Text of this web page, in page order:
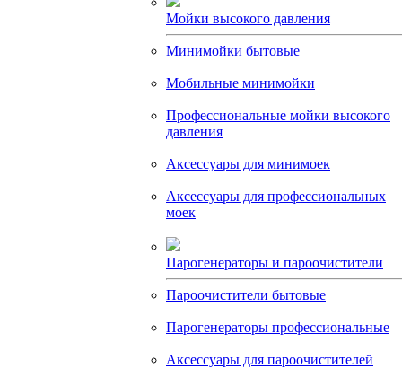
Мойки высокого давления
Минимойки бытовые
Мобильные минимойки
Профессиональные мойки высокого
давления
Аксессуары для минимоек
Аксессуары для профессиональных
моек
Парогенераторы и пароочистители
Пароочистители бытовые
Парогенераторы профессиональные
Аксессуары для пароочистителей